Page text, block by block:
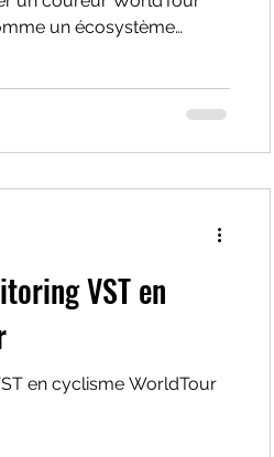
un écosystème
VST en
en cyclisme WorldTour